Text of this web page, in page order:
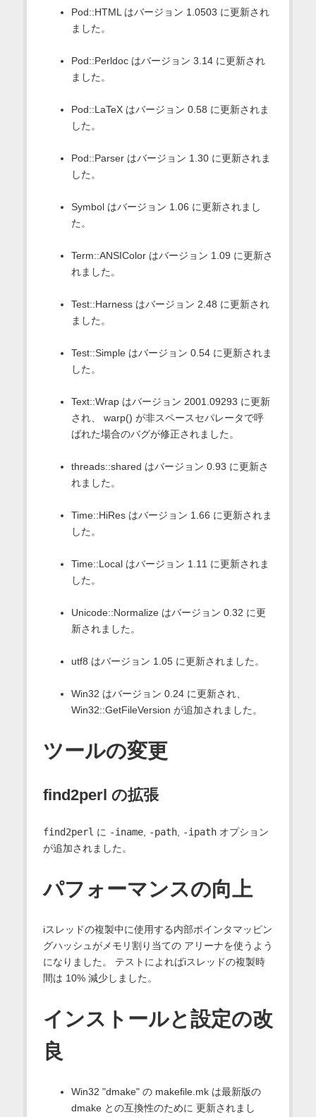
Pod::HTML はバージョン 1.0503 に更新され
ました。
Pod::Perldoc はバージョン 3.14 に更新され
ました。
Pod::LaTeX はバージョン 0.58 に更新されま
した。
Pod::Parser はバージョン 1.30 に更新されま
した。
Symbol はバージョン 1.06 に更新されまし
た。
Term::ANSIColor はバージョン 1.09 に更新さ
れました。
Test::Harness はバージョン 2.48 に更新され
ました。
Test::Simple はバージョン 0.54 に更新されま
した。
Text::Wrap はバージョン 2001.09293 に更新
され、 warp() が非スペースセパレータで呼
ばれた場合のバグが修正されました。
threads::shared はバージョン 0.93 に更新さ
れました。
Time::HiRes はバージョン 1.66 に更新されま
した。
Time::Local はバージョン 1.11 に更新されま
した。
Unicode::Normalize はバージョン 0.32 に更
新されました。
utf8 はバージョン 1.05 に更新されました。
Win32 はバージョン 0.24 に更新され、
Win32::GetFileVersion が追加されました。
ツールの変更
find2perl の拡張
find2perl に -iname, -path, -ipathオプション
が追加されました。
パフォーマンスの向上
iスレッドの複製中に使用する内部ポインタマッピン
グハッシュがメモリ割り当ての アリーナを使うよう
になりました。 テストによればiスレッドの複製時
間は 10% 減少しました。
インストールと設定の改
良
Win32 "dmake" の makefile.mk は最新版の
dmake との互換性のために 更新されまし